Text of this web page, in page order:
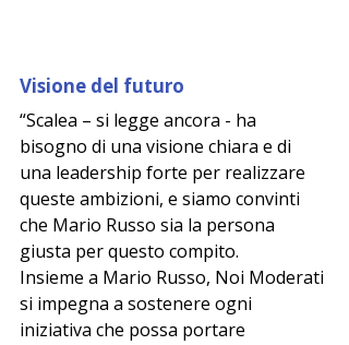
Visione del futuro
“Scalea – si legge ancora - ha
bisogno di una visione chiara e di
una leadership forte per realizzare
queste ambizioni, e siamo convinti
che Mario Russo sia la persona
giusta per questo compito.
Insieme a Mario Russo, Noi Moderati
si impegna a sostenere ogni
iniziativa che possa portare